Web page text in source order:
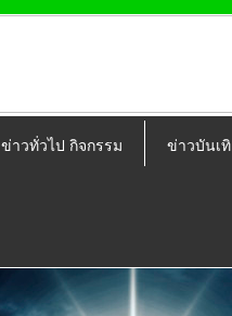
ข่าวทั่วไป กิจกรรม ข่าวบันเ